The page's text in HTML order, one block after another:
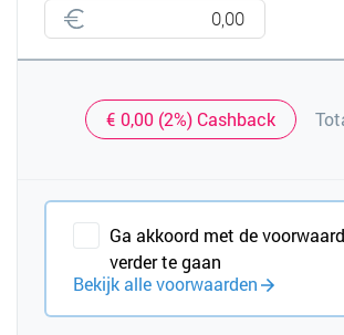
€ 0,00 (2%) Cashback
Ga akkoord met de
verder te gaan
Bekijk alle voorwaarden